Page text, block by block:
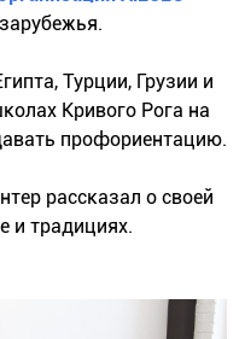
Турции, Грузии и
Кривого Рога на
профориентацию.
рассказал о своей
и традициях.